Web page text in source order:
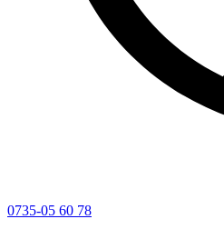
0735-05 60 78